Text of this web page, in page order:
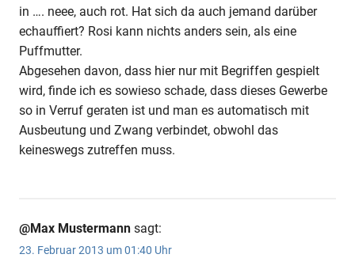
in …. neee, auch rot. Hat sich da auch jemand darüber
echauffiert? Rosi kann nichts anders sein, als eine
Puffmutter.
Abgesehen davon, dass hier nur mit Begriffen gespielt
wird, finde ich es sowieso schade, dass dieses Gewerbe
so in Verruf geraten ist und man es automatisch mit
Ausbeutung und Zwang verbindet, obwohl das
keineswegs zutreffen muss.
@Max Mustermann sagt:
23. Februar 2013 um 01:40 Uhr